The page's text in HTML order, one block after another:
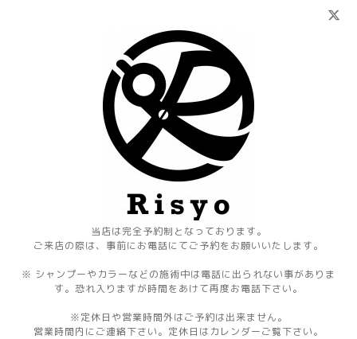
当店は完全予約制となっております。
ご来店の際は、事前にお電話にてご予約をお願いいたします。
※ シャンプーやカラーなどの施術中は電話に出られない事がありま
す。恐れ入りますが時間をあけて再度お電話下さい。
※定休日や営業時間外はご予約は出来ません。
営業時間内にご連絡下さい。定休日はカレンダーご覧下さい。